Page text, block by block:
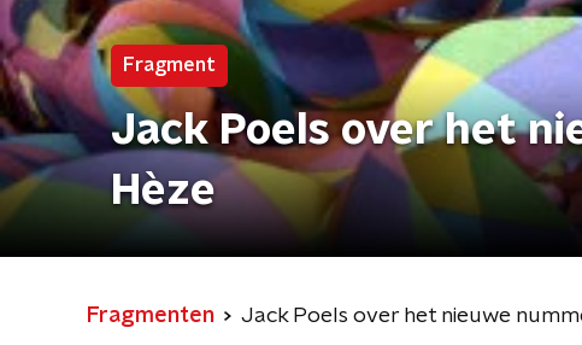
Fragment
Jack Poels over het
Hèze
Fragmenten Jack Poels over het nieuwe